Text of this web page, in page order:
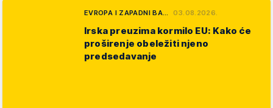
EVROPA I ZAPADNI BA… 03.08.2026.
Irska preuzima kormilo EU: Kako će
proširenje obeležiti njeno
predsedavanje